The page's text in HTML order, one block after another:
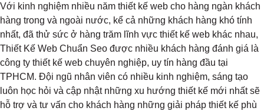
Với kinh nghiệm nhiều năm thiết kế web cho hàng ngàn khách
hàng trong và ngoài nước, kể cả những khách hàng khó tính
nhất, đã thử sức ở hàng trăm lĩnh vực thiết kế web khác nhau,
Thiết Kế Web Chuẩn Seo được nhiều khách hàng đánh giá là
công ty thiết kế web chuyên nghiệp, uy tín hàng đầu tại
TPHCM. Đội ngũ nhân viên có nhiều kinh nghiệm, sáng tạo
luôn học hỏi và cập nhật những xu hướng thiết kế mới nhất sẽ
hỗ trợ và tư vấn cho khách hàng những giải pháp thiết kế phù